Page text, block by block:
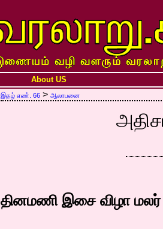
About US
இதழ் எண். 66 > ஆலாபனை
தினமணி இசை விழா